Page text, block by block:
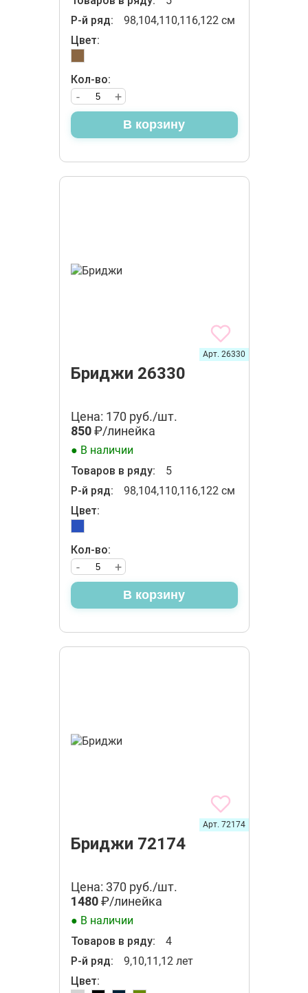
Р-й ряд:
98,104,110,116,122 см
Цвет:
Кол-во:
+
-
В корзину
Бриджи 26330
Арт. 26330
Цена: 170 руб./шт.
850₽/линейка
● В наличии
Товаров в ряду:
5
Р-й ряд:
98,104,110,116,122 см
Цвет:
Кол-во:
+
-
В корзину
Бриджи 72174
Арт. 72174
Цена: 370 руб./шт.
1480₽/линейка
● В наличии
Товаров в ряду:
4
Р-й ряд:
9,10,11,12 лет
Цвет: